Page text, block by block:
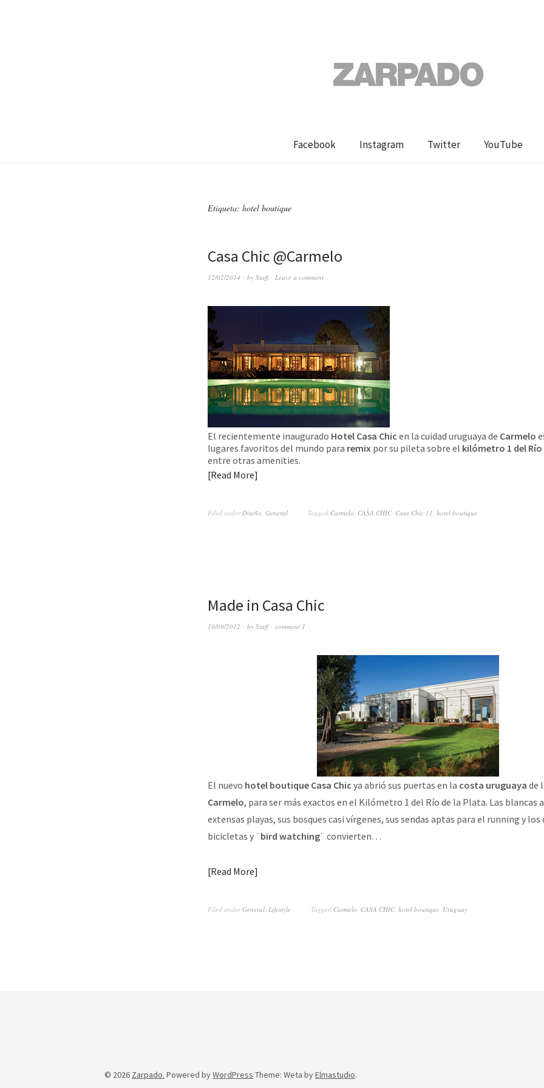
Facebook Instagram Twitter YouTube
Etiqueta: hotel boutique
Casa Chic @Carmelo
12/02/2014 by Staff Leave a comment
El recientemente inaugurado Hotel Casa Chic en la cuidad uruguaya de Carmelo
lugares favoritos del mundo para remix por su pileta sobre el kilómetro 1 del Río
entre otras amenities.
Read More
Filed underDiseño, General Tagged Carmelo, CASA CHIC, Casa Chic 11, hotel boutique
Made in Casa Chic
10/09/2012 by Staff comment 1
El nuevo hotel boutique Casa Chic ya abrió sus puertas en la costa uruguaya de
Carmelo, para ser más exactos en el Kilómetro 1 del Río de la Plata. Las blancas
extensas playas, sus bosques casi vírgenes, sus sendas aptas para el running y
bicicletas y ¨bird watching¨ convierten…
Read More
Filed underGeneral, Lifestyle Tagged Carmelo, CASA CHIC, hotel boutique, Uruguay
© 2026 Zarpado. Powered byWordPress Theme: Weta byElmastudio.